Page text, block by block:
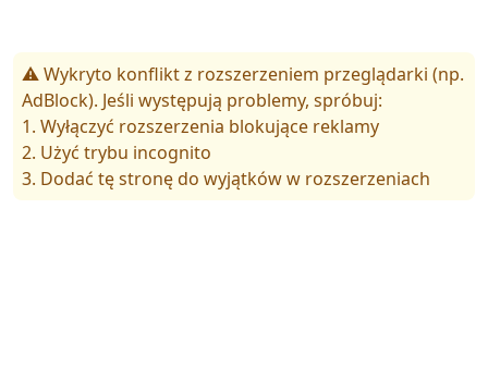
⚠️ Wykryto konflikt z rozszerzeniem przeglądarki (np.
AdBlock). Jeśli występują problemy, spróbuj:
1. Wyłączyć rozszerzenia blokujące reklamy
2. Użyć trybu incognito
3. Dodać tę stronę do wyjątków w rozszerzeniach